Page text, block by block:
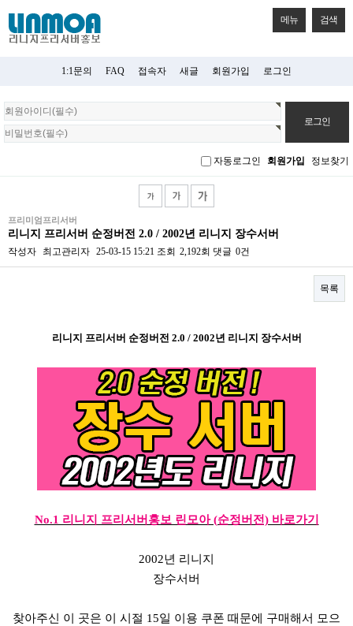
메뉴 검색
1:1문의 FAQ 접속자 새글 회원가입 로그인
회
원
로
자동로그인 회원가입 정보찾기
프리미엄프리서버
리니지 프리서버 순정버전 2.0 / 2002년 리니지 장수서버
작성자 최고관리자 25-03-15 15:21 조회 2,192회 댓글 0건
목록
리니지 프리서버 순정버전 2.0 / 2002년 리니지 장수서버
No.1 리니지 프리서버홍보 린모아 (순정버전) 바로가기
2002년 리니지
장수서버
찾아주신 이 곳은 이 시절 15일 이용 쿠폰 때문에 구매해서 모으